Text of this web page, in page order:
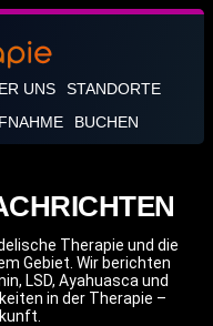
UNS
STANDORTE
BUCHEN
Therapie und die
Gebiet. Wir berichten
LSD, Ayahuasca und
in der Therapie –